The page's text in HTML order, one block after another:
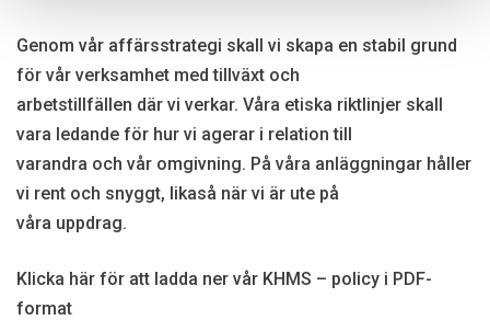
Genom vår affärsstrategi skall vi skapa en stabil grund
för vår verksamhet med tillväxt och
arbetstillfällen där vi verkar. Våra etiska riktlinjer skall
vara ledande för hur vi agerar i relation till
varandra och vår omgivning. På våra anläggningar håller
vi rent och snyggt, likaså när vi är ute på
våra uppdrag.
Klicka här för att ladda ner vår KHMS – policy i PDF-
format